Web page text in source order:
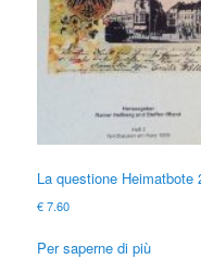
La questione Heimatbote
€7.60
Per saperne di più